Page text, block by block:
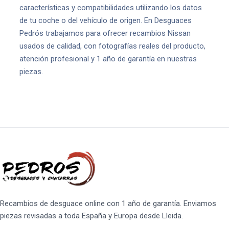
características y compatibilidades utilizando los datos
de tu coche o del vehículo de origen. En Desguaces
Pedrós trabajamos para ofrecer recambios Nissan
usados de calidad, con fotografías reales del producto,
atención profesional y 1 año de garantía en nuestras
piezas.
Recambios de desguace online con 1 año de garantía. Enviamos
piezas revisadas a toda España y Europa desde Lleida.